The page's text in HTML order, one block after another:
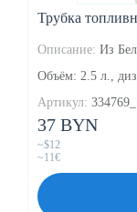
Трубка
Описание: Из
Объём: 2.5 л.,
Артикул:
37 BYN
~$12
~11€